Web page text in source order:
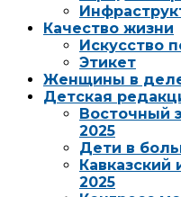
Качество жизни
Искусство
Этикет
Женщины в
Детская
Восточный
2025
Дети в
2025